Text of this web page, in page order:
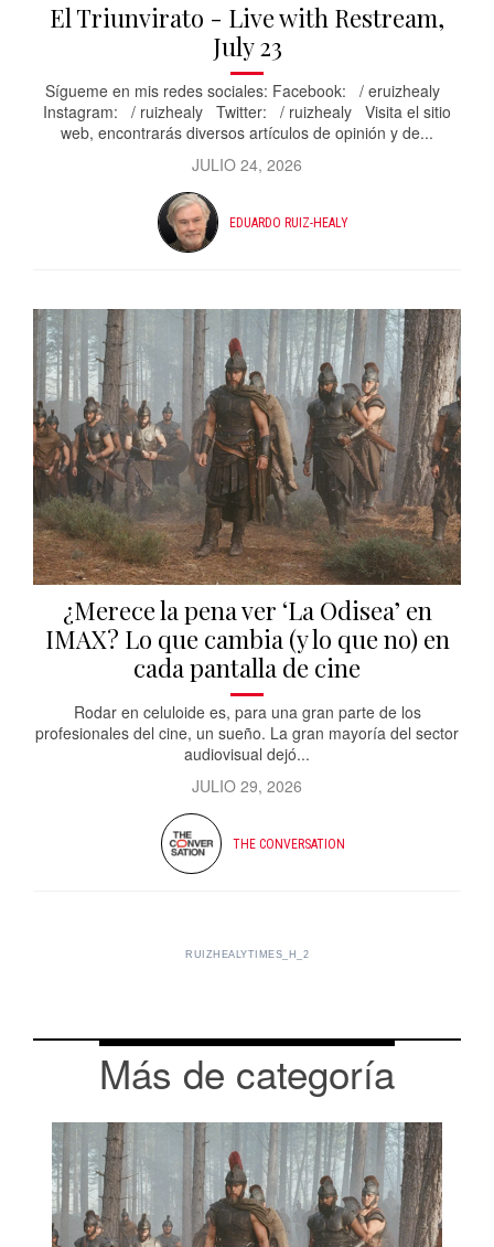
El Triunvirato - Live with Restream,
July 23
Sígueme en mis redes sociales: Facebook: / eruizhealy
Instagram: / ruizhealy Twitter: / ruizhealy Visita el sitio
web, encontrarás diversos artículos de opinión y de...
JULIO 24, 2026
EDUARDO RUIZ-HEALY
¿Merece la pena ver ‘La Odisea’ en
IMAX? Lo que cambia (y lo que no) en
cada pantalla de cine
Rodar en celuloide es, para una gran parte de los
profesionales del cine, un sueño. La gran mayoría del sector
audiovisual dejó...
JULIO 29, 2026
THE CONVERSATION
RUIZHEALYTIMES_H_2
Más de categoría